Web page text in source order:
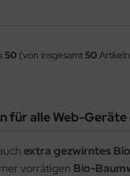
50 (von insgesamt 50
für alle Web-
extra gezwirntes
vorrätigen Bio-